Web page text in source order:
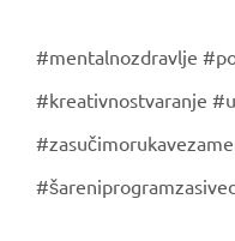
#mentalnozdravlje
#kreativnostvaranje